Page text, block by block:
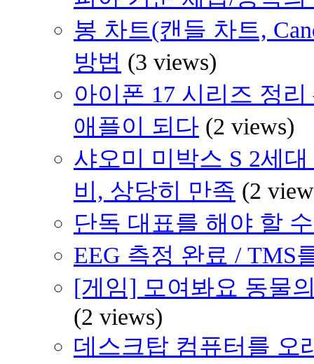
봉 차트(캔들 차트,
방법 (3 views)
아이폰 17 시리즈 정
애플이 되다 (2 views)
샤오미 미박스 S 2세
비, 상당히 만족 (2
단독 대표를 해야 할
EEG 측정 완료 / TMS
[게임] 모여봐요 동물
(2 views)
데스크탑 컴퓨터를 오